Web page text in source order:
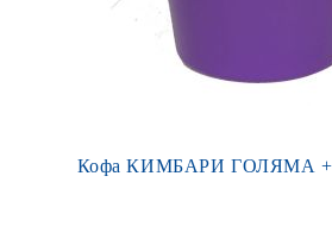
Кофа КИМБАРИ ГОЛЯМА +